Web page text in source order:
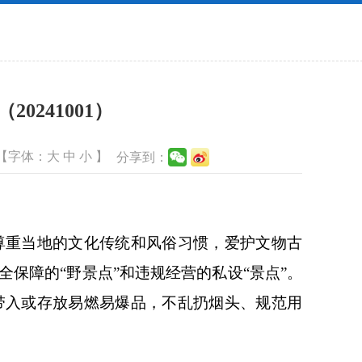
）
字体： 大 中 小 】 分享到：
当地的文化传统和风俗习惯，爱护文物古
障的“野景点”和违规经营的私设“景点”。
或存放易燃易爆品，不乱扔烟头、规范用